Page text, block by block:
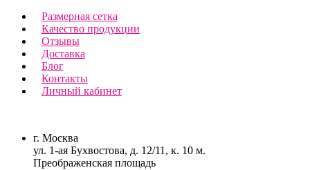
Размерная сетка
Качество продукции
Отзывы
Доставка
Блог
Контакты
Личный кабинет
г. Москва
ул. 1-ая Бухвостова, д. 12/11, к. 10 м.
Преображенская площадь